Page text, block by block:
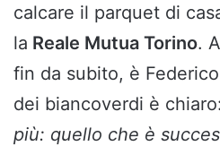
calcare il parquet di
la Reale Mutua Torino.
fin da subito, è Federico
dei biancoverdi è chiaro:
più: quello che è